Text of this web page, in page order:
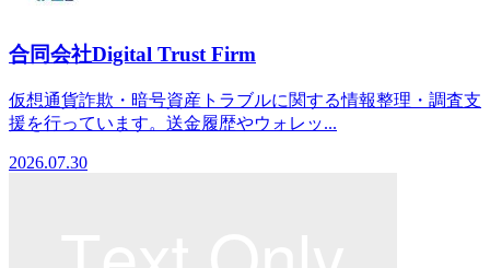
合同会社Digital Trust Firm
仮想通貨詐欺・暗号資産トラブルに関する情報整理・調査支
援を行っています。送金履歴やウォレッ...
2026.07.30